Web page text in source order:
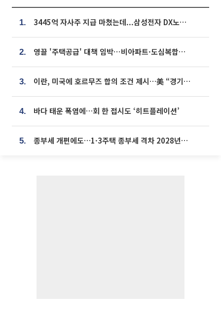
1. 3445억 자사주 지급 마쳤는데...삼성전자 DX노조, 뒤늦은 '떼쓰기 집회'
2. 영끌 '주택공급' 대책 임박⋯비아파트·도심복합까지 총동원
3. 이란, 미국에 호르무즈 합의 조건 제시…美 “경기 아직 안 끝나” [종합]
4. 바다 태운 폭염에…회 한 접시도 ‘히트플레이션’
5. 종부세 개편에도…1·3주택 종부세 격차 2028년부터 확대